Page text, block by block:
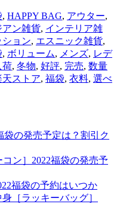
, HAPPY BAG, アウター,
アン雑貨, インテリア雑
ョン, エスニック雑貨,
, ボリューム, メンズ, レデ
荷, 冬物, 好評, 完売, 数量
天ストア, 福袋, 衣料, 選べ
袋の発売予定は？割引ク
コン］2022福袋の発売予
福袋の予約はいつか
［ラッキーバッグ］